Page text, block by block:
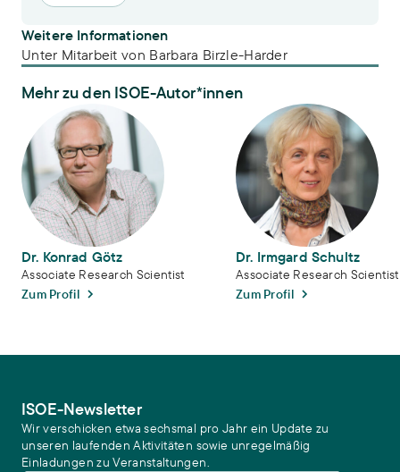
Weitere Informationen
Unter Mitarbeit von Barbara Birzle-Harder
Mehr zu den ISOE-Autor*innen
Dr. Konrad Götz
Dr. Konrad Götz
Associate Research Scientist
Zum Profil
Dr. Irmgard Schultz
Dr. Irmgard Schultz
Associate Research Scientist
Zum Profil
ISOE-Newsletter
Wir verschicken etwa sechsmal pro Jahr ein Update zu
unseren laufenden Aktivitäten sowie unregelmäßig
Einladungen zu Veranstaltungen.